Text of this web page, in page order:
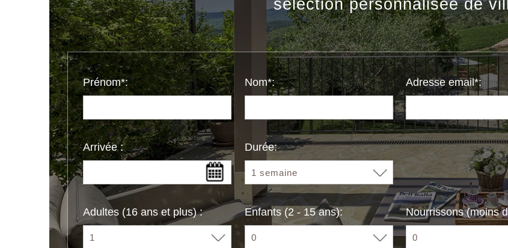
sélection personnalisée de
Prénom*: Nom*: Adresse email*:
Arrivée : Durée:
Adultes (16 ans et plus) : Enfants (2 - 15 ans): Nourrissons (moins